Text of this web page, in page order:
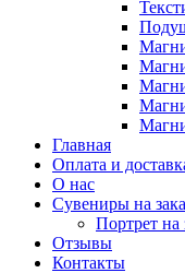
Главная
Оплата и
О нас
Сувениры на
Портрет на
Отзывы
Контакты